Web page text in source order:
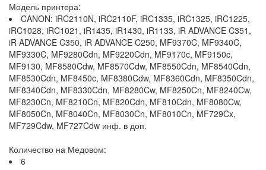
Модель принтера:
CANON: iRC2110N, iRC2110F, iRC1335, iRC1325, iRC1225,
iRC1028, iRC1021, iR1435, iR1430, iR1133, iR ADVANCE C351,
iR ADVANCE C350, iR ADVANCE C250, MF9370C, MF9340C,
MF9330C, MF9280Cdn, MF9220Cdn, MF9170c, MF9150c,
MF9130, MF8580Cdw, MF8570Cdw, MF8550Cdn, MF8540Cdn,
MF8530Cdn, MF8450c, MF8380Cdw, MF8360Cdn, MF8350Cdn,
MF8340Cdn, MF8330Cdn, MF8280Cw, MF8250Cn, MF8240Cw,
MF8230Cn, MF8210Cn, MF820Cdn, MF810Cdn, MF8080Cw,
MF8050Cn, MF8040Cn, MF8030Cn, MF8010Cn, MF729Cx,
MF729Cdw, MF727Cdw инф. в доп.
Количество на Медовом:
6